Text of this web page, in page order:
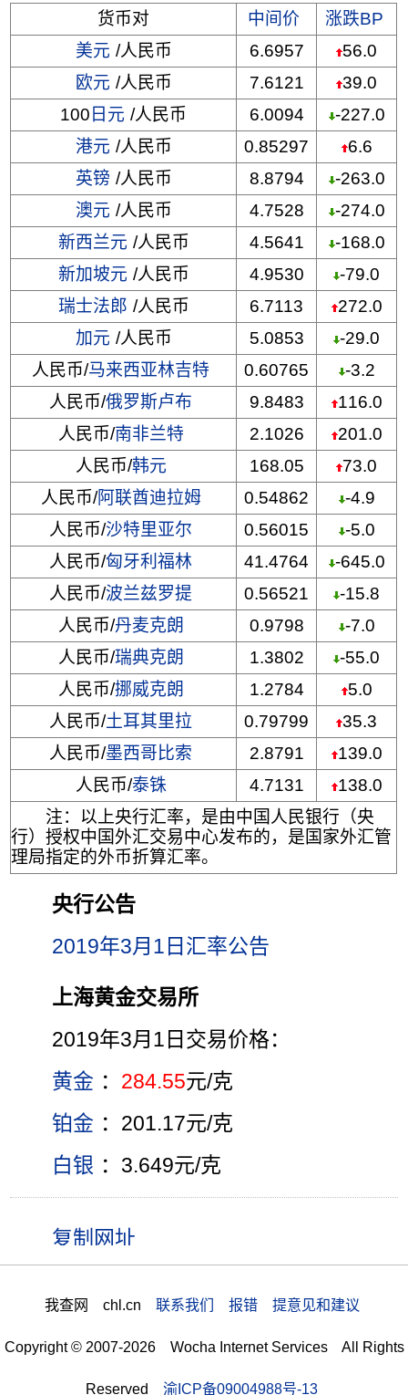
货币对 中间价
涨跌BP
美元 /人民币 6.6957
56.0
欧元 /人民币 7.6121
39.0
100 日元 /人民币 6.0094
-227.0
港元 /人民币 0.85297
6.6
英镑 /人民币 8.8794
-263.0
澳元 /人民币 4.7528
-274.0
新西兰元 /人民币 4.5641
-168.0
新加坡元 /人民币 4.9530
-79.0
瑞士法郎 /人民币 6.7113
272.0
加元 /人民币 5.0853
-29.0
人民币/马来西亚林吉特 0.60765
-3.2
人民币/俄罗斯卢布 9.8483
116.0
人民币/南非兰特 2.1026
201.0
人民币/韩元 168.05
73.0
人民币/阿联酋迪拉姆 0.54862
-4.9
人民币/沙特里亚尔 0.56015
-5.0
人民币/匈牙利福林 41.4764
-645.0
人民币/波兰兹罗提 0.56521
-15.8
人民币/丹麦克朗 0.9798
-7.0
人民币/瑞典克朗 1.3802
-55.0
人民币/挪威克朗 1.2784
5.0
人民币/土耳其里拉 0.79799
35.3
人民币/墨西哥比索 2.8791
139.0
人民币/泰铢 4.7131
138.0
注：以上央行汇率，是由中国人民银行（央
行）授权中国外汇交易中心发布的，是国家外汇管
理局指定的外币折算汇率。
央行公告
2019年3月1日汇率公告
上海黄金交易所
2019年3月1日交易价格：
黄金 ： 284.55元/克
铂金 ：201.17元/克
白银 ：3.649元/克
我查网 chl.cn 联系我们 报错 提意见和建议
Copyright © 2007-2026 Wocha Internet Services All Rights
Reserved 渝ICP备09004988号-13